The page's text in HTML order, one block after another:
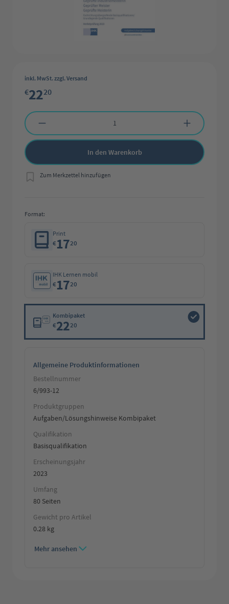
inkl. MwSt. zzgl. Versand
€2220
Produkt Anzahl: Gib den gewünschten Wert ein oder benutze die
In den Warenkorb
Zum Merkzettel hinzufügen
Format:
Print
€1720
IHK Lernen mobil
€1720
Kombipaket
€2220
Allgemeine Produktinformationen
Bestellnummer
6/993-12
Produktgruppen
Aufgaben/Lösungshinweise Kombipaket
Qualifikation
Basisqualifikation
Erscheinungsjahr
2023
Umfang
80 Seiten
Gewicht pro Artikel
0.28 kg
Mehr ansehen